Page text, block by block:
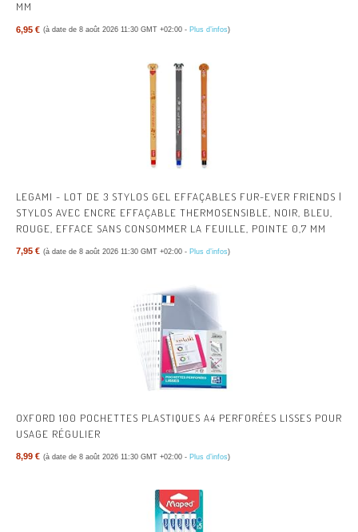
MM
6,95 € (à date de 8 août 2026 11:30 GMT +02:00 - Plus d’infos)
LEGAMI - LOT DE 3 STYLOS GEL EFFAÇABLES FUR-EVER FRIENDS |
STYLOS AVEC ENCRE EFFAÇABLE THERMOSENSIBLE, NOIR, BLEU,
ROUGE, EFFACE SANS CONSOMMER LA FEUILLE, POINTE 0,7 MM
7,95 € (à date de 8 août 2026 11:30 GMT +02:00 - Plus d’infos)
OXFORD 100 POCHETTES PLASTIQUES A4 PERFORÉES LISSES POUR
USAGE RÉGULIER
8,99 € (à date de 8 août 2026 11:30 GMT +02:00 - Plus d’infos)